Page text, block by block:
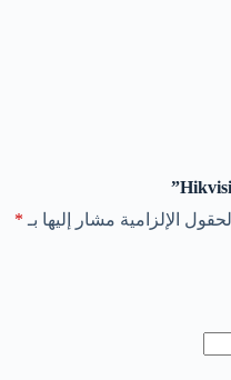
الحقول الإلزامية مشار إليها بـ *